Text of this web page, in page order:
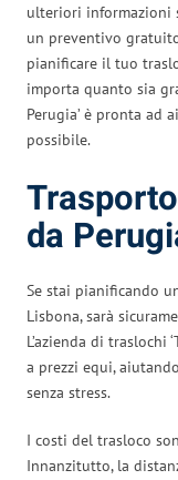
ulteriori informazioni
un preventivo
pianificare il tuo
importa quanto sia
Perugia’ è pronta ad
possibile.
da
Se stai pianificando
Lisbona, sarà
L’azienda di traslochi
a prezzi equi,
senza stress.
I costi del trasloco
Innanzitutto, la